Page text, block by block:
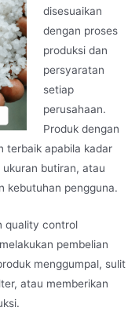
disesuaikan
dengan proses
produksi dan
persyaratan
setiap
perusahaan.
Produk dengan
terbaik apabila kadar
butiran, atau
kebutuhan pengguna.
quality control
pembelian
menggumpal, sulit
atau memberikan